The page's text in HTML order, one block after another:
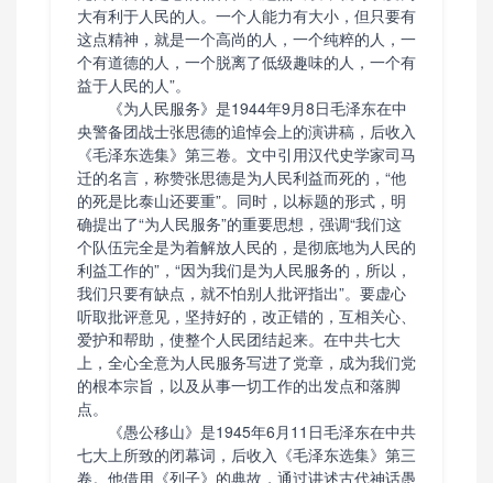
大有利于人民的人。一个人能力有大小，但只要有
这点精神，就是一个高尚的人，一个纯粹的人，一
个有道德的人，一个脱离了低级趣味的人，一个有
益于人民的人”。
《为人民服务》是1944年9月8日毛泽东在中
央警备团战士张思德的追悼会上的演讲稿，后收入
《毛泽东选集》第三卷。文中引用汉代史学家司马
迁的名言，称赞张思德是为人民利益而死的，“他
的死是比泰山还要重”。同时，以标题的形式，明
确提出了“为人民服务”的重要思想，强调“我们这
个队伍完全是为着解放人民的，是彻底地为人民的
利益工作的”，“因为我们是为人民服务的，所以，
我们只要有缺点，就不怕别人批评指出”。要虚心
听取批评意见，坚持好的，改正错的，互相关心、
爱护和帮助，使整个人民团结起来。在中共七大
上，全心全意为人民服务写进了党章，成为我们党
的根本宗旨，以及从事一切工作的出发点和落脚
点。
《愚公移山》是1945年6月11日毛泽东在中共
七大上所致的闭幕词，后收入《毛泽东选集》第三
卷。他借用《列子》的典故，通过讲述古代神话愚